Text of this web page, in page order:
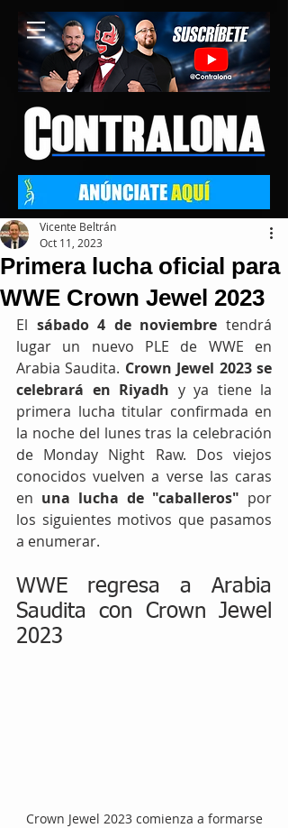
Primera lucha oficial para
WWE Crown Jewel 2023
Vicente Beltrán
Oct 11, 2023
El sábado 4 de noviembre tendrá
lugar un nuevo PLE de WWE en
Arabia Saudita. Crown Jewel 2023 se
celebrará en Riyadh y ya tiene la
primera lucha titular confirmada en
la noche del lunes tras la celebración
de Monday Night Raw. Dos viejos
conocidos vuelven a verse las caras
en una lucha de "caballeros" por
los siguientes motivos que pasamos
a enumerar.
WWE regresa a Arabia
Saudita con Crown Jewel
2023
Crown Jewel 2023 comienza a formarse